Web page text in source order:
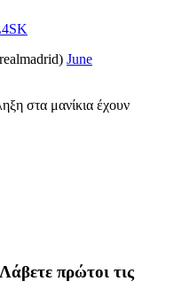
June
στα μανίκια έχουν
πρώτοι τις